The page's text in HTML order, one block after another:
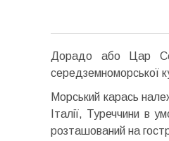
Дорадо або Цар
середземноморської
Морський карась
Італії, Туреччини в
розташований на